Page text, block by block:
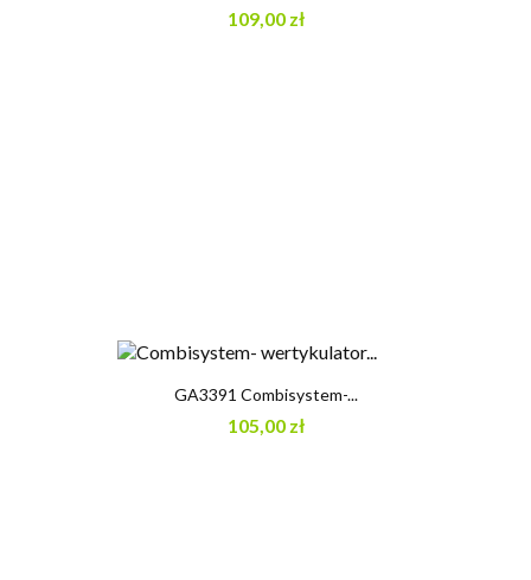
109,00 zł
GA3391 Combisystem-...
105,00 zł